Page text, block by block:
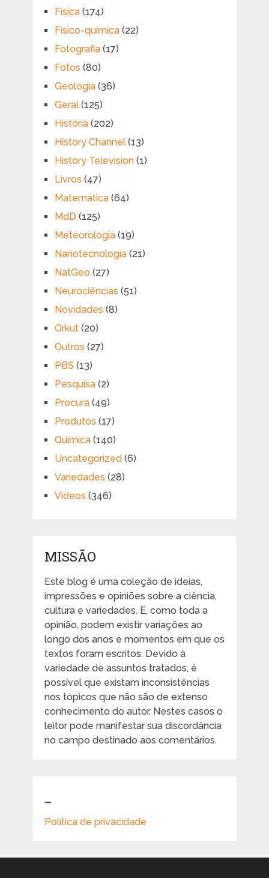
Física(174)
Físico-química(22)
Fotografia(17)
Fotos (80)
Geologia(36)
Geral(125)
História(202)
History Channel(13)
History Television(1)
Livros (47)
Matemática(64)
MdD (125)
Meteorologia(19)
Nanotecnologia(21)
NatGeo (27)
Neurociências (51)
Novidades (8)
Orkut(20)
Outros (27)
PBS (13)
Pesquisa(2)
Procura(49)
Produtos (17)
Química(140)
Uncategorized (6)
Variedades (28)
Vídeos (346)
MISSÃO
Este blog é uma coleção de ideias,
impressões e opiniões sobre a ciência,
cultura e variedades. E, como toda a
opinião, podem existir variações ao
longo dos anos e momentos em que os
textos foram escritos. Devido à
variedade de assuntos tratados, é
possível que existam inconsistências
nos tópicos que não são de extenso
conhecimento do autor. Nestes casos o
leitor pode manifestar sua discordância
no campo destinado aos comentários.
Política de privacidade